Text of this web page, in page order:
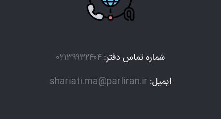
شماره تماس دفتر: ۰۲۱۳۹۹۳۲۴۰۴
ایمیل: shariati.ma@parliran.ir